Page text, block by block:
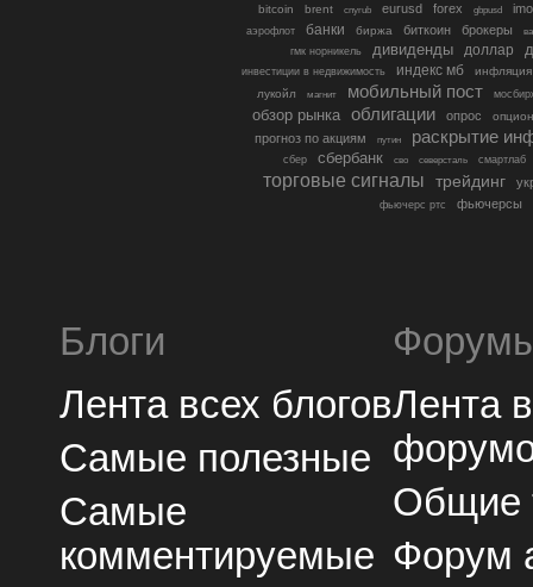
bitcoin brent cnyrub eurusd forex gbpusd
аэрофлот банки биржа биткоин брокеры
гмк норникель
дивиденды доллар
инвестиции в недвижимость индекс мб
инфляция
лукойл
магнит мобильный пост
обзор рынка облигации опрос
прогноз по акциям путин раскрытие
сбер сбербанк сво северсталь смартлаб
торговые сигналы трейдинг
фьючерс ртс фьючерсы
Блоги
Лента всех блогов
Самые полезные
Самые
комментируемые
Лента
Общие
Форум